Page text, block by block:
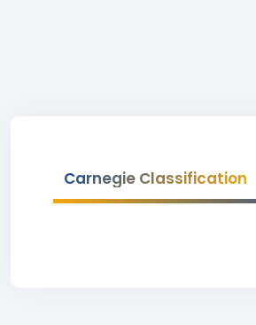
Carnegie Classification